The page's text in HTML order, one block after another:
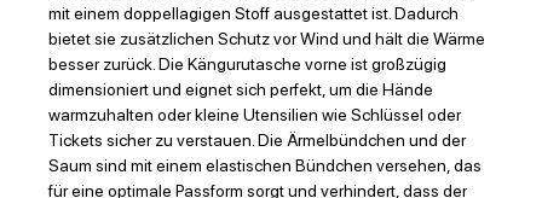
mit einem doppellagigen Stoff ausgestattet ist. Dadurch
bietet sie zusätzlichen Schutz vor Wind und hält die Wärme
besser zurück. Die Kängurutasche vorne ist großzügig
dimensioniert und eignet sich perfekt, um die Hände
warmzuhalten oder kleine Utensilien wie Schlüssel oder
Tickets sicher zu verstauen. Die Ärmelbündchen und der
Saum sind mit einem elastischen Bündchen versehen, das
für eine optimale Passform sorgt und verhindert, dass der